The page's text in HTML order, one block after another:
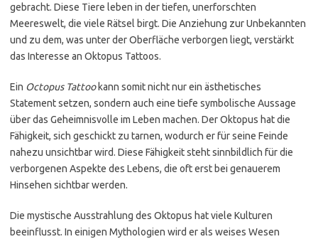
gebracht. Diese Tiere leben in der tiefen, unerforschten
Meereswelt, die viele Rätsel birgt. Die Anziehung zur Unbekannten
und zu dem, was unter der Oberfläche verborgen liegt, verstärkt
das Interesse an Oktopus Tattoos.
Ein Octopus Tattookann somit nicht nur ein ästhetisches
Statement setzen, sondern auch eine tiefe symbolische Aussage
über das Geheimnisvolle im Leben machen. Der Oktopus hat die
Fähigkeit, sich geschickt zu tarnen, wodurch er für seine Feinde
nahezu unsichtbar wird. Diese Fähigkeit steht sinnbildlich für die
verborgenen Aspekte des Lebens, die oft erst bei genauerem
Hinsehen sichtbar werden.
Die mystische Ausstrahlung des Oktopus hat viele Kulturen
beeinflusst. In einigen Mythologien wird er als weises Wesen